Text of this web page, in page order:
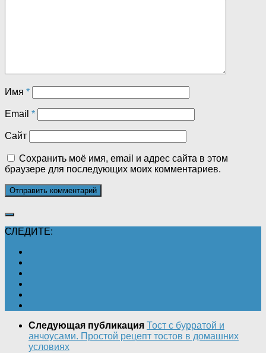
Имя *
Email *
Сайт
Сохранить моё имя, email и адрес сайта в этом
браузере для последующих моих комментариев.
СЛЕДИТЕ:
Следующая публикация Тост с бурратой и
анчоусами. Простой рецепт тостов в домашних
условиях